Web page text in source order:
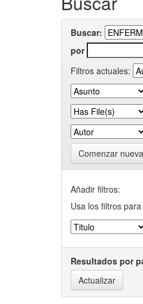
Buscar:
por
Filtros actuales:
Comenzar
Añadir filtros:
Usa los filtros
Resultados por